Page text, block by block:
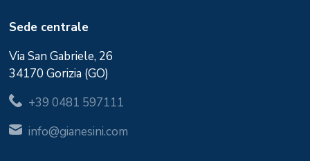
Sede centrale
Via San Gabriele, 26
34170 Gorizia (GO)
+39 0481 597111
info@gianesini.com